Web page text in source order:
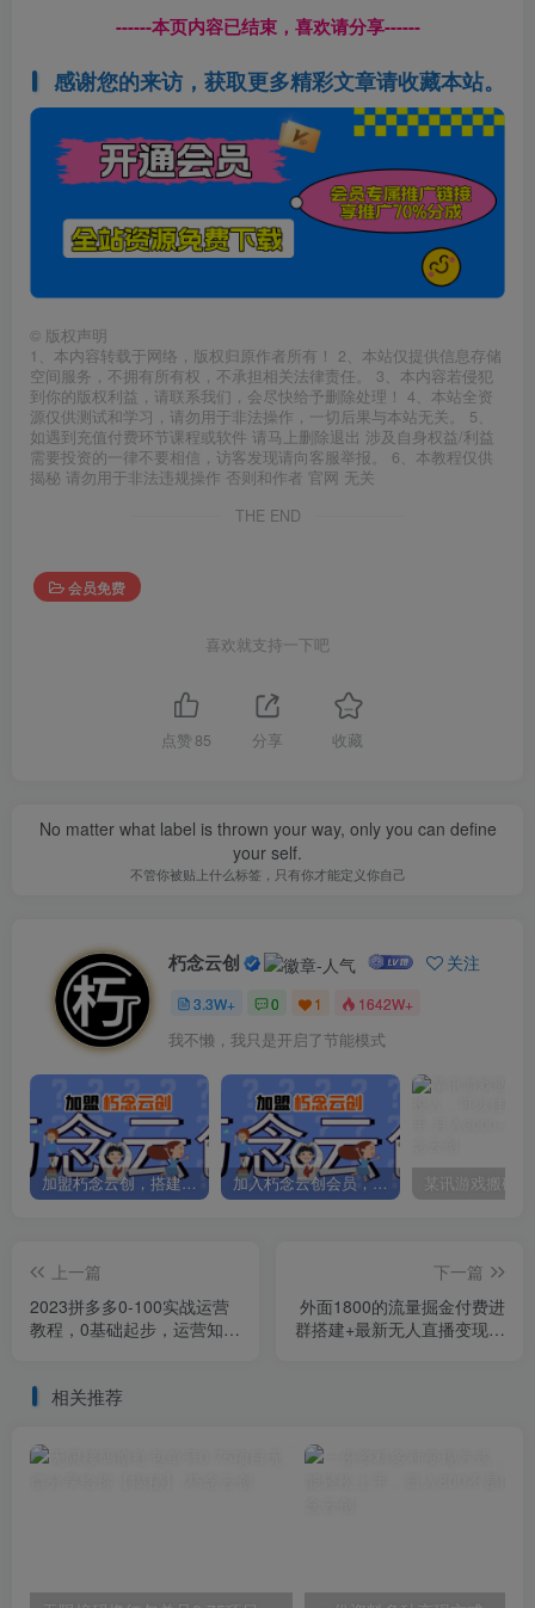
------本页内容已结束，喜欢请分享------
感谢您的来访，获取更多精彩文章请收藏本站。
© 版权声明
1、本内容转载于网络，版权归原作者所有！ 2、本站仅提供信息存储
空间服务，不拥有所有权，不承担相关法律责任。 3、本内容若侵犯
到你的版权利益，请联系我们，会尽快给予删除处理！ 4、本站全资
源仅供测试和学习，请勿用于非法操作，一切后果与本站无关。 5、
如遇到充值付费环节课程或软件 请马上删除退出 涉及自身权益/利益
需要投资的一律不要相信，访客发现请向客服举报。 6、本教程仅供
揭秘 请勿用于非法违规操作 否则和作者 官网 无关
THE END
会员免费
喜欢就支持一下吧
点赞 85 分享 收藏
No matter what label is thrown your way, only you can define
your self.
不管你被贴上什么标签，只有你才能定义你自己
朽念云创 关注
3.3W+ 0 1 1642W+
我不懒，我只是开启了节能模式
加盟朽念云创，搭建同款项目资源站，实现日入2000+ 加入朽念云创会员，全站资源免费学习。
上一篇
2023拼多多0-100实战运营
教程，0基础起步，运营知识
下一篇
外面1800的流量掘金付费进
群搭建+最新无人直播变现玩
相关推荐